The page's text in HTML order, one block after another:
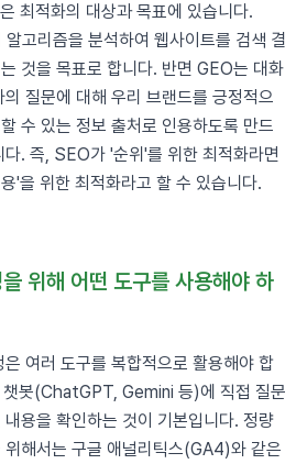
최적화의 대상과 목표에 있습니다.
고리즘을 분석하여 웹사이트를 검색 결
것을 목표로 합니다. 반면 GEO는 대화
질문에 대해 우리 브랜드를 긍정적으
수 있는 정보 출처로 인용하도록 만드
. 즉, SEO가 '순위'를 위한 최적화라면
'을 위한 최적화라고 할 수 있습니다.
위해 어떤 도구를 사용해야 하
여러 도구를 복합적으로 활용해야 합
챗봇(ChatGPT, Gemini 등)에 직접 질문
용을 확인하는 것이 기본입니다. 정량
위해서는 구글 애널리틱스(GA4)와 같은